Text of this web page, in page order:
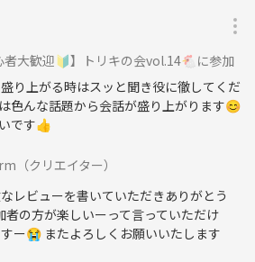
者大歓迎🔰】トリキの会vol.14🐔に参加
り上がる時はスッと聞き役に徹してくだ
色んな話題から会話が盛り上がります😊
です👍
（クリエイター）
レビューを書いていただきありがとう
者の方が楽しいーって言っていただけ
ー😭 またよろしくお願いいたします